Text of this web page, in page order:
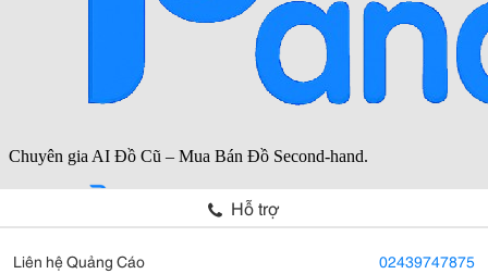
Hỗ trợ
Liên hệ Quảng Cáo 02439747875